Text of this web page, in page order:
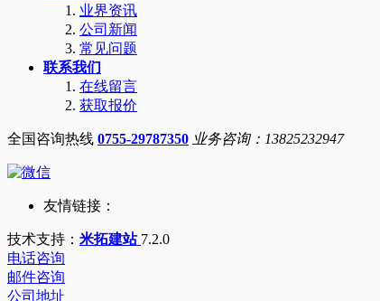
业界资讯
公司新闻
常见问题
联系我们
在线留言
获取报价
全国咨询热线 0755-29787350 业务咨询：13825232947
友情链接：
技术支持： 米拓建站 7.2.0
电话咨询
邮件咨询
公司地址